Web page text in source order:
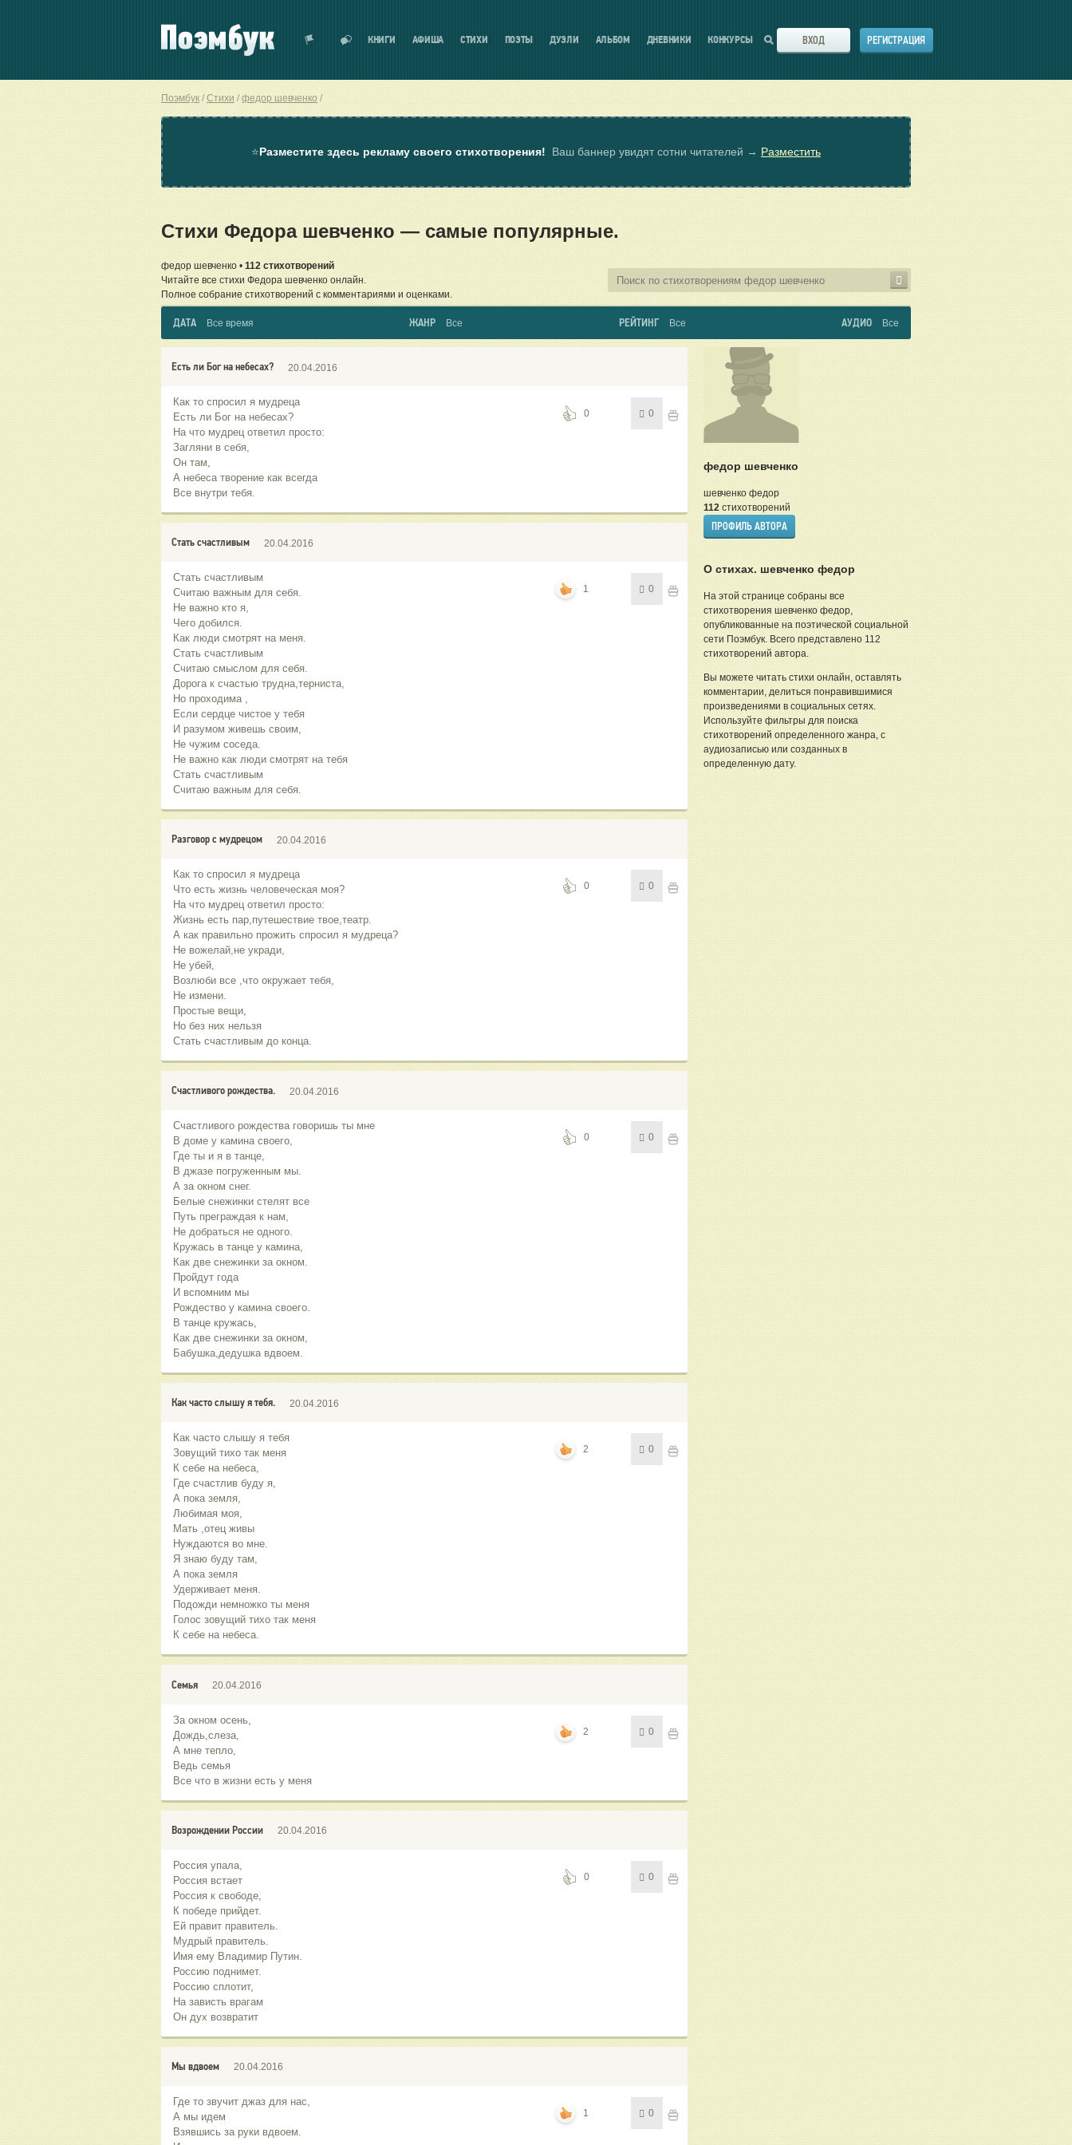
КНИГИ АФИША СТИХИ ПОЭТЫ ДУЭЛИ АЛЬБОМ ДНЕВНИКИ КОНКУРСЫ ВХОД РЕГИСТРАЦИЯ
Поэмбук Стихи федор шевченко
⭐Разместите здесь рекламу своего стихотворения! Ваш баннер увидят сотни читателей → Разместить
Стихи Федора шевченко — самые популярные.
федор шевченко • 112 стихотворений
Читайте все стихи Федора шевченко онлайн.
Полное собрание стихотворений с комментариями и оценками.
ДАТА Все время ЖАНР Все РЕЙТИНГ Все АУДИО Все
Есть ли Бог на небесах? 20.04.2016
Как то спросил я мудреца
Есть ли Бог на небесах?
На что мудрец ответил просто:
Загляни в себя,
Он там,
А небеса творение как всегда
Все внутри тебя.
0 0
Стать счастливым 20.04.2016
Стать счастливым
Считаю важным для себя.
Не важно кто я,
Чего добился.
Как люди смотрят на меня.
Стать счастливым
Считаю смыслом для себя.
Дорога к счастью трудна,терниста,
Но проходима ,
Если сердце чистое у тебя
И разумом живешь своим,
Не чужим соседа.
Не важно как люди смотрят на тебя
Стать счастливым
Считаю важным для себя.
1 0
Разговор с мудрецом 20.04.2016
Как то спросил я мудреца
Что есть жизнь человеческая моя?
На что мудрец ответил просто:
Жизнь есть пар,путешествие твое,театр.
А как правильно прожить спросил я мудреца?
Не вожелай,не укради,
Не убей,
Возлюби все ,что окружает тебя,
Не измени.
Простые вещи,
Но без них нельзя
Стать счастливым до конца.
0 0
Счастливого рождества. 20.04.2016
Счастливого рождества говоришь ты мне
В доме у камина своего,
Где ты и я в танце,
В джазе погруженным мы.
А за окном снег.
Белые снежинки стелят все
Путь преграждая к нам,
Не добраться не одного.
Кружась в танце у камина,
Как две снежинки за окном.
Пройдут года
И вспомним мы
Рождество у камина своего.
В танце кружась,
Как две снежинки за окном,
Бабушка,дедушка вдвоем.
0 0
Как часто слышу я тебя. 20.04.2016
Как часто слышу я тебя
Зовущий тихо так меня
К себе на небеса,
Где счастлив буду я,
А пока земля,
Любимая моя,
Мать ,отец живы
Нуждаются во мне.
Я знаю буду там,
А пока земля
Удерживает меня.
Подожди немножко ты меня
Голос зовущий тихо так меня
К себе на небеса.
2 0
Семья 20.04.2016
За окном осень,
Дождь,слеза,
А мне тепло,
Ведь семья
Все что в жизни есть у меня
2 0
Возрождении России 20.04.2016
Россия упала,
Россия встает
Россия к свободе,
К победе прийдет.
Ей правит правитель.
Мудрый правитель.
Имя ему Владимир Путин.
Россию поднимет.
Россию сплотит,
На зависть врагам
Он дух возвратит
0 0
Мы вдвоем 20.04.2016
Где то звучит джаз для нас,
А мы идем
Взявшись за руки вдвоем.
1 0
федор шевченко
шевченко федор
112стихотворений
ПРОФИЛЬ АВТОРА
О стихах. шевченко федор
На этой странице собраны все
стихотворения шевченко федор,
опубликованные на поэтической социальной
сети Поэмбук. Всего представлено 112
стихотворений автора.
Вы можете читать стихи онлайн, оставлять
комментарии, делиться понравившимися
произведениями в социальных сетях.
Используйте фильтры для поиска
стихотворений определенного жанра, с
аудиозаписью или созданных в
определенную дату.